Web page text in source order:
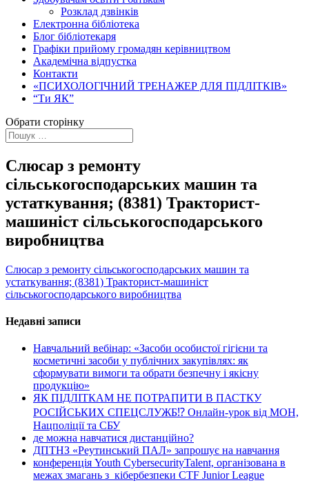
Розклад дзвінків
Електронна бібліотека
Блог бібліотекаря
Графіки прийому громадян керівництвом
Академічна відпустка
Контакти
«ПСИХОЛОГІЧНИЙ ТРЕНАЖЕР ДЛЯ ПІДЛІТКІВ»
“Ти ЯК”
Обрати сторінку
Слюсар з ремонту
сільськогосподарських машин та
устаткування; (8381) Тракторист-
машиніст сільськогосподарського
виробництва
Слюсар з ремонту сільськогосподарських машин та
устаткування; (8381) Тракторист-машиніст
сільськогосподарського виробництва
Недавні записи
Навчальний вебінар: «Засоби особистої гігієни та
косметичні засоби у публічних закупівлях: як
сформувати вимоги та обрати безпечну і якісну
продукцію»
ЯК ПІДЛІТКАМ НЕ ПОТРАПИТИ В ПАСТКУ
РОСІЙСЬКИХ СПЕЦСЛУЖБ⁉️ Онлайн-урок від МОН,
Нацполіції та СБУ
де можна навчатися дистанційно?
ДПТНЗ «Реутинський ПАЛ» запрошує на навчання
конференція Youth CybersecurityTalent, організована в
межах змагань з кібербезпеки CTF Junior League